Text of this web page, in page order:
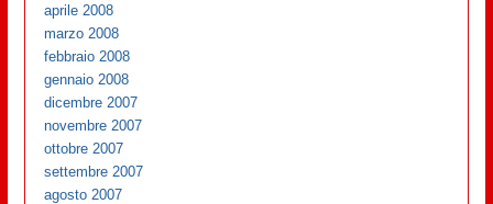
aprile 2008
marzo 2008
febbraio 2008
gennaio 2008
dicembre 2007
novembre 2007
ottobre 2007
settembre 2007
agosto 2007